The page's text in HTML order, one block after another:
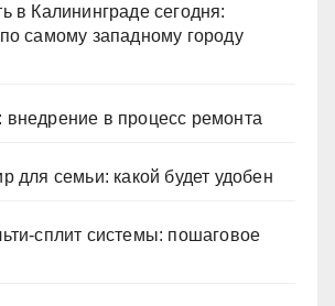
в Калининграде сегодня:
самому западному городу
в процесс ремонта
для семьи: какой будет удобен
сплит системы: пошаговое